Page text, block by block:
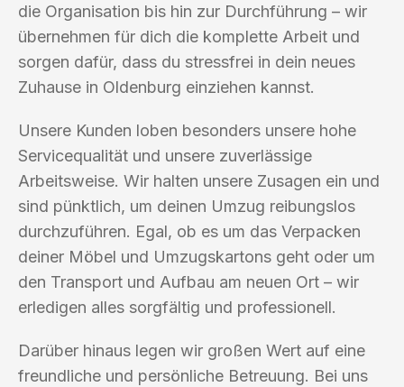
die Organisation bis hin zur Durchführung – wir
übernehmen für dich die komplette Arbeit und
sorgen dafür, dass du stressfrei in dein neues
Zuhause in Oldenburg einziehen kannst.
Unsere Kunden loben besonders unsere hohe
Servicequalität und unsere zuverlässige
Arbeitsweise. Wir halten unsere Zusagen ein und
sind pünktlich, um deinen Umzug reibungslos
durchzuführen. Egal, ob es um das Verpacken
deiner Möbel und Umzugskartons geht oder um
den Transport und Aufbau am neuen Ort – wir
erledigen alles sorgfältig und professionell.
Darüber hinaus legen wir großen Wert auf eine
freundliche und persönliche Betreuung. Bei uns